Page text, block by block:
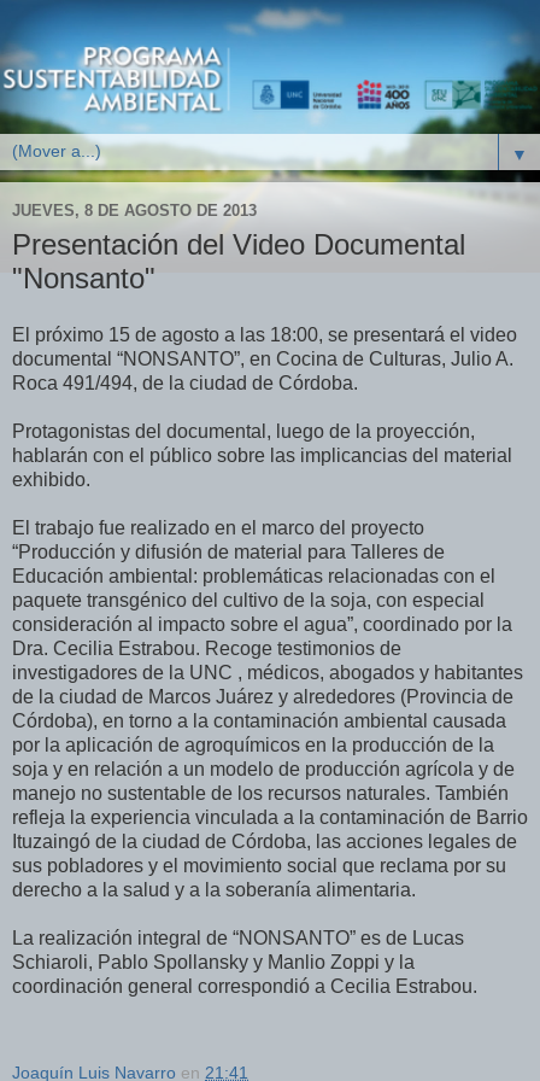
▼
JUEVES, 8 DE AGOSTO DE 2013
Presentación del Video Documental
"Nonsanto"
El próximo 15 de agosto a las 18:00, se presentará el video
documental “NONSANTO”, en Cocina de Culturas, Julio A.
Roca 491/494, de la ciudad de Córdoba.
Protagonistas del documental, luego de la proyección,
hablarán con el público sobre las implicancias del material
exhibido.
El trabajo fue realizado en el marco del proyecto
“Producción y difusión de material para Talleres de
Educación ambiental: problemáticas relacionadas con el
paquete transgénico del cultivo de la soja, con especial
consideración al impacto sobre el agua”, coordinado por la
Dra. Cecilia Estrabou. Recoge testimonios de
investigadores de la UNC , médicos, abogados y habitantes
de la ciudad de Marcos Juárez y alrededores (Provincia de
Córdoba), en torno a la contaminación ambiental causada
por la aplicación de agroquímicos en la producción de la
soja y en relación a un modelo de producción agrícola y de
manejo no sustentable de los recursos naturales. También
refleja la experiencia vinculada a la contaminación de Barrio
Ituzaingó de la ciudad de Córdoba, las acciones legales de
sus pobladores y el movimiento social que reclama por su
derecho a la salud y a la soberanía alimentaria.
La realización integral de “NONSANTO” es de Lucas
Schiaroli, Pablo Spollansky y Manlio Zoppi y la
coordinación general correspondió a Cecilia Estrabou.
Joaquín Luis Navarro en 21:41